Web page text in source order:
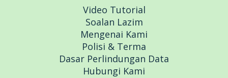
Video Tutorial
Soalan Lazim
Mengenai Kami
Polisi & Terma
Dasar Perlindungan Data
Hubungi Kami